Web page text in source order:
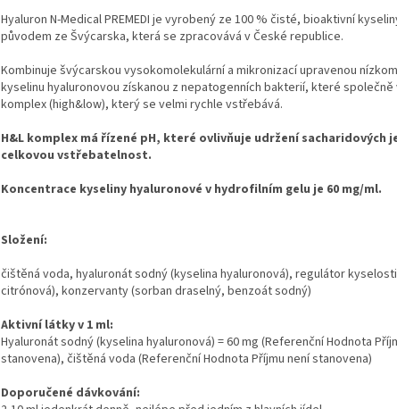
doporučeného příjmu
(NRV) vitamínu C a D
v EU a potvrzená ve
vědeckých publikacích
Bez cukrů a umělých
Bez konzervantů a
umělých barviv
Neobsahuje GMO
Hyaluron N-Medical PREMEDI je vyrobený ze 100 % čisté, bioaktivní
původem ze Švýcarska, která se zpracovává v České republice.
Kombinuje švýcarskou vysokomolekulární a mikronizací upravenou
kyselinu hyaluronovou získanou z nepatogenních bakterií, které společně
komplex (high&low), který se velmi rychle vstřebává.
H&L komplex má řízené pH, které ovlivňuje udržení sacharidových
celkovou vstřebatelnost.
Koncentrace kyseliny hyaluronové v hydrofilním gelu je 60 mg/ml.
Složení:
čištěná voda, hyaluronát sodný (kyselina hyaluronová), regulátor
citrónová), konzervanty (sorban draselný, benzoát sodný)
Aktivní látky v 1 ml:
Hyaluronát sodný (kyselina hyaluronová) = 60 mg (Referenční Hodnota
stanovena), čištěná voda (Referenční Hodnota Příjmu není stanovena)
Doporučené dávkování: